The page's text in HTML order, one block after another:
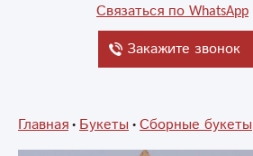
Связаться по WhatsApp
Закажите звонок
Главная Букеты Сборные букеты